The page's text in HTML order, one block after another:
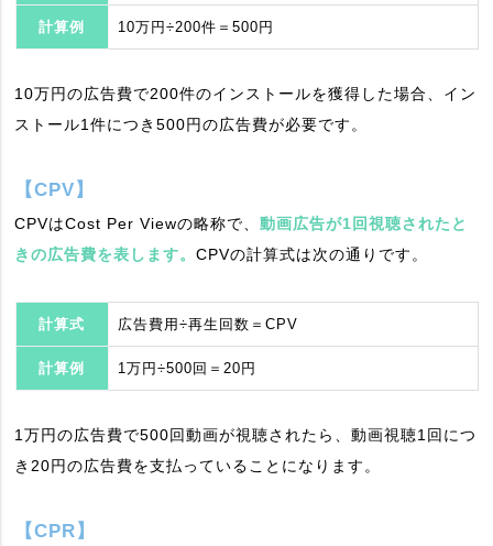
計算例 10万円÷200件＝500円
10万円の広告費で200件のインストールを獲得した場合、イン
ストール1件につき500円の広告費が必要です。
【CPV】
CPVはCost Per Viewの略称で、動画広告が1回視聴されたと
きの広告費を表します。CPVの計算式は次の通りです。
計算式 広告費用÷再生回数＝CPV
計算例 1万円÷500回＝20円
1万円の広告費で500回動画が視聴されたら、動画視聴1回につ
き20円の広告費を支払っていることになります。
【CPR】